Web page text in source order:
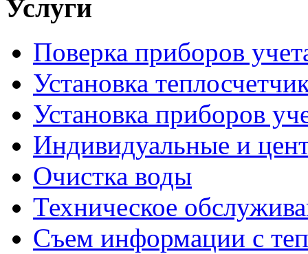
Услуги
Поверка приборов
Установка
Установка приборов
Индивидуальные и
Очистка воды
Техническое
Съем информации с